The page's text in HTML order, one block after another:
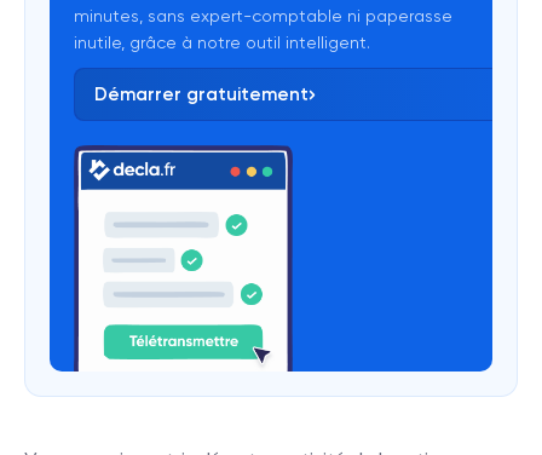
minutes, sans expert-comptable ni paperasse
inutile, grâce à notre outil intelligent.
Démarrer gratuitement